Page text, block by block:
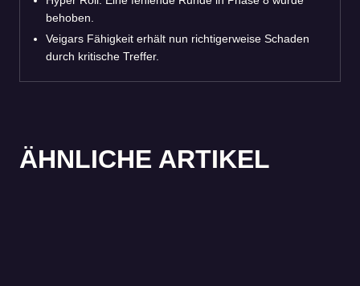
behoben.
Veigars Fähigkeit erhält nun richtigerweise Schaden
durch kritische Treffer.
ÄHNLICHE ARTIKEL